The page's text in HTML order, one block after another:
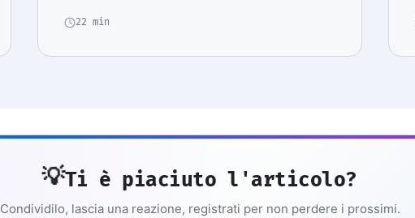
22 min
💡Ti è piaciuto l'articolo?
Condividilo, lascia una reazione, registrati per non perdere i prossimi.